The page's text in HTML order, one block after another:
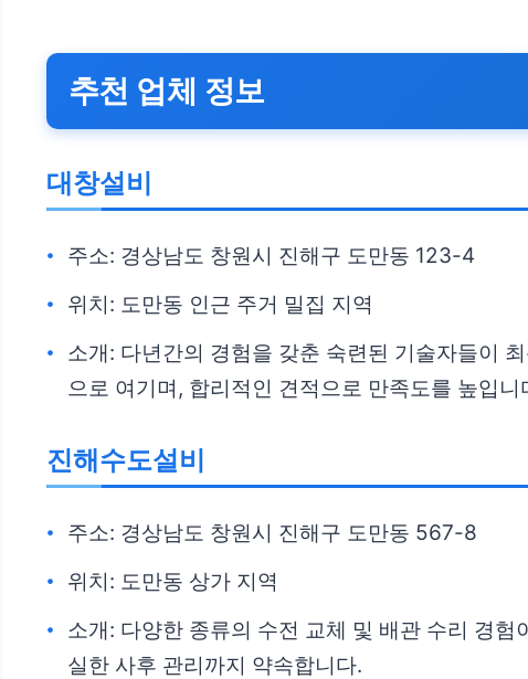
추천 업체 정보
대창설비
주소: 경상남도 창원시 진해구 도만동 123-4
위치: 도만동 인근 주거 밀집 지역
소개: 다년간의 경험을 갖춘 숙련된 기술자들이
으로 여기며, 합리적인 견적으로 만족도를 높입니
진해수도설비
주소: 경상남도 창원시 진해구 도만동 567-8
위치: 도만동 상가 지역
소개: 다양한 종류의 수전 교체 및 배관 수리 경
실한 사후 관리까지 약속합니다.